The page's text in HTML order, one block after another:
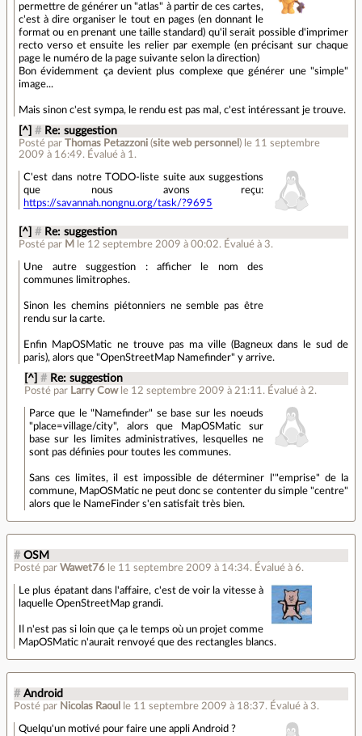
permettre de générer un "atlas" à partir de ces cartes,
c'est à dire organiser le tout en pages (en donnant le
format ou en prenant une taille standard) qu'il serait possible d'imprimer
recto verso et ensuite les relier par exemple (en précisant sur chaque
page le numéro de la page suivante selon la direction)
Bon évidemment ça devient plus complexe que générer une "simple"
image...
Mais sinon c'est sympa, le rendu est pas mal, c'est intéressant je trouve.
[^] # Re: suggestion
Posté par Thomas Petazzoni (site web personnel ) le 11 septembre
2009 à 16:49. Évalué à 1.
C'est dans notre TODO-liste suite aux suggestions
que nous avons reçu:
https://savannah.nongnu.org/task/?9695
[^] # Re: suggestion
Posté par M le 12 septembre 2009 à 00:02. Évalué à 3.
Une autre suggestion : afficher le nom des
communes limitrophes.
Sinon les chemins piétonniers ne semble pas être
rendu sur la carte.
Enfin MapOSMatic ne trouve pas ma ville (Bagneux dans le sud de
paris), alors que "OpenStreetMap Namefinder" y arrive.
[^] # Re: suggestion
Posté par Larry Cow le 12 septembre 2009 à 21:11 . Évalué à 2.
Parce que le "Namefinder" se base sur les noeuds
"place=village/city", alors que MapOSMatic sur
base sur les limites administratives, lesquelles ne
sont pas définies pour toutes les communes.
Sans ces limites, il est impossible de déterminer l'"emprise" de la
commune, MapOSMatic ne peut donc se contenter du simple "centre"
alors que le NameFinder s'en satisfait très bien.
# OSM
Posté par Wawet76 le 11 septembre 2009 à 14:34. Évalué à 6.
Le plus épatant dans l'affaire, c'est de voir la vitesse à
laquelle OpenStreetMap grandi.
Il n'est pas si loin que ça le temps où un projet comme
MapOSMatic n'aurait renvoyé que des rectangles blancs.
# Android
Posté par Nicolas Raoul le 11 septembre 2009 à 18:37. Évalué à 3.
Quelqu'un motivé pour faire une appli Android ?